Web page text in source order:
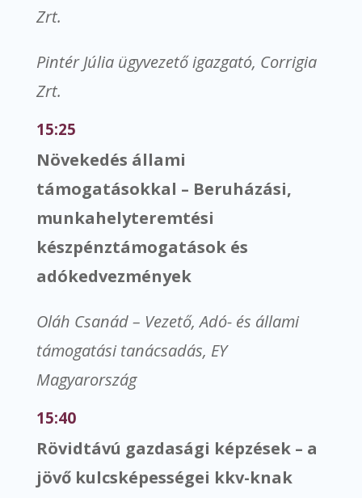
Zrt.
Pintér Júlia ügyvezető igazgató, Corrigia
Zrt.
15:25
Növekedés állami
támogatásokkal – Beruházási,
munkahelyteremtési
készpénztámogatások és
adókedvezmények
Oláh Csanád – Vezető, Adó- és állami
támogatási tanácsadás, EY
Magyarország
15:40
Rövidtávú gazdasági képzések – a
jövő kulcsképességei kkv-knak